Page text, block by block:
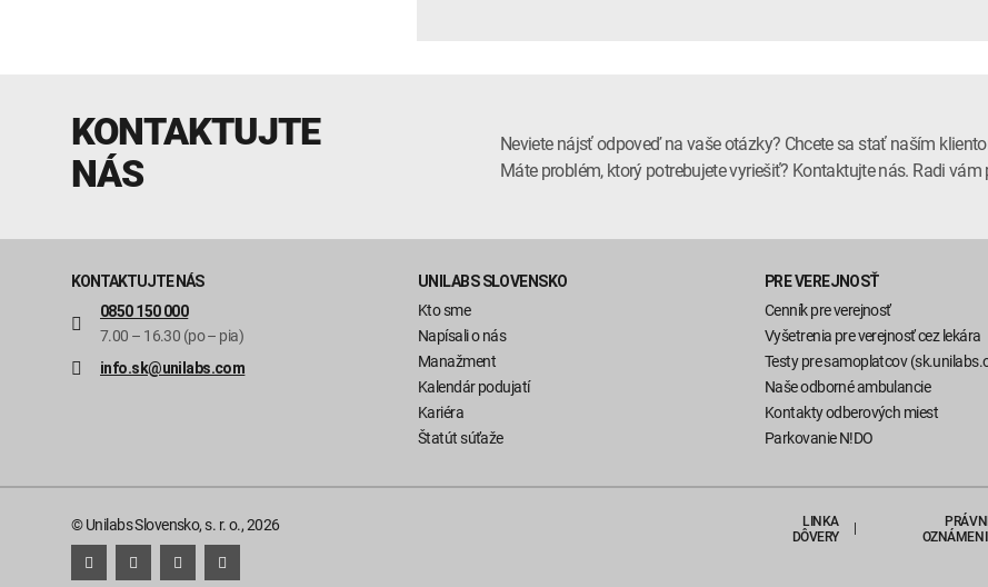
KONTAKTUJTE
NÁS
Neviete nájsť odpoveď na vaše otázky? Chcete sa stať naším
Máte problém, ktorý potrebujete vyriešiť? Kontaktujte nás. Radi
KONTAKTUJTE NÁS
0850 150 000
7.00 – 16.30 (po – pia)
info.sk@unilabs.com
UNILABS SLOVENSKO
Kto sme
Napísali o nás
Manažment
Kalendár podujatí
Kariéra
Štatút súťaže
PRE VEREJNOSŤ
Cenník pre verejnosť
Vyšetrenia pre verejnosť cez lekára
Testy pre samoplatcov
Naše odborné ambulancie
Kontakty odberových miest
Parkovanie N!DO
© Unilabs Slovensko, s. r. o., 2026
LINKA
DÔVERY